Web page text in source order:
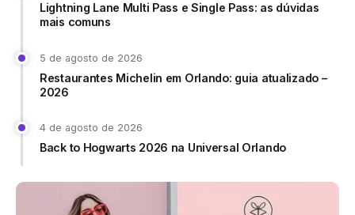
Lightning Lane Multi Pass e Single Pass: as dúvidas
mais comuns
5 de agosto de 2026
Restaurantes Michelin em Orlando: guia atualizado –
2026
4 de agosto de 2026
Back to Hogwarts 2026 na Universal Orlando